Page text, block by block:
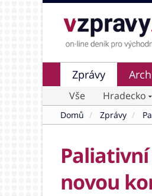
Zprávy
Vše Hradecko
Domů Zprávy
novou